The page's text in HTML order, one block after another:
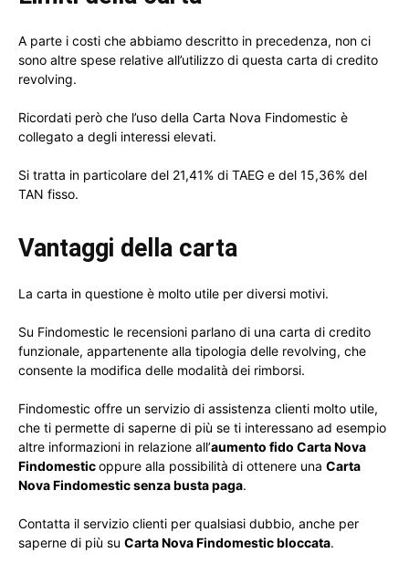
A parte i costi che abbiamo descritto in precedenza, non ci
sono altre spese relative all’utilizzo di questa carta di credito
revolving.
Ricordati però che l’uso della Carta Nova Findomestic è
collegato a degli interessi elevati.
Si tratta in particolare del 21,41% di TAEG e del 15,36% del
TAN fisso.
Vantaggi della carta
La carta in questione è molto utile per diversi motivi.
Su Findomestic le recensioni parlano di una carta di credito
funzionale, appartenente alla tipologia delle revolving, che
consente la modifica delle modalità dei rimborsi.
Findomestic offre un servizio di assistenza clienti molto utile,
che ti permette di saperne di più se ti interessano ad esempio
altre informazioni in relazione all’aumento fido Carta Nova
Findomesticoppure alla possibilità di ottenere una Carta
Nova Findomestic senza busta paga.
Contatta il servizio clienti per qualsiasi dubbio, anche per
saperne di più su Carta Nova Findomestic bloccata.